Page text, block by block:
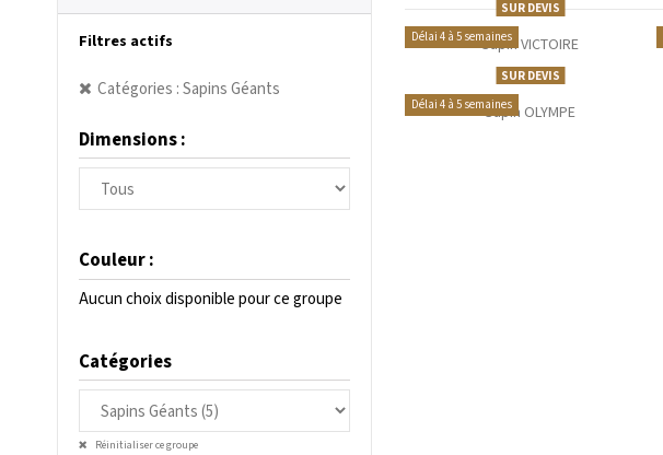
Délai 4 à 5 semaines
SUR DEVIS
Sapin VICTOIRE
Délai 4 à 5 semaines
SUR DEVIS
Sapin OLYMPE
Filtres actifs
Catégories : Sapins Géants
Dimensions :
Couleur :
Aucun choix disponible pour ce groupe
Catégories
Réinitialiser ce groupe